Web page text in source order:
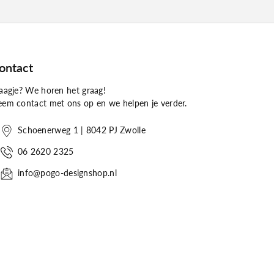
We horen het graag!
contact met ons op en we helpen je verder.
Schoenerweg 1 | 8042 PJ Zwolle
06 2620 2325
info@pogo-designshop.nl